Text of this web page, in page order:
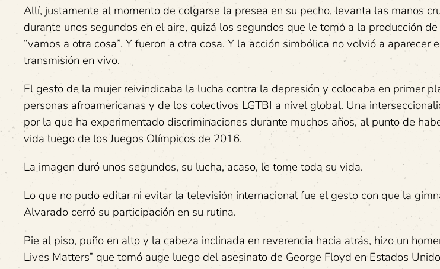
Allí, justamente al momento de colgarse la presea en su pecho, levanta las manos
durante unos segundos en el aire, quizá los segundos que le tomó a la producción
“vamos a otra cosa”. Y fueron a otra cosa. Y la acción simbólica no volvió a aparecer
transmisión en vivo.
El gesto de la mujer reivindicaba la lucha contra la depresión y colocaba en primer
personas afroamericanas y de los colectivos LGTBI a nivel global. Una
por la que ha experimentado discriminaciones durante muchos años, al punto de
vida luego de los Juegos Olímpicos de 2016.
La imagen duró unos segundos, su lucha, acaso, le tome toda su vida.
Lo que no pudo editar ni evitar la televisión internacional fue el gesto con que la
Alvarado cerró su participación en su rutina.
Pie al piso, puño en alto y la cabeza inclinada en reverencia hacia atrás, hizo un
Lives Matters” que tomó auge luego del asesinato de George Floyd en Estados